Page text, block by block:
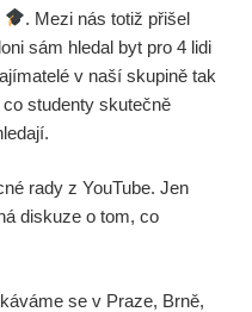
. Mezi nás totiž přišel
sám hledal byt pro 4 lidi
v naší skupině tak
studenty skutečně
rady z YouTube. Jen
diskuze o tom, co
se v Praze, Brně,